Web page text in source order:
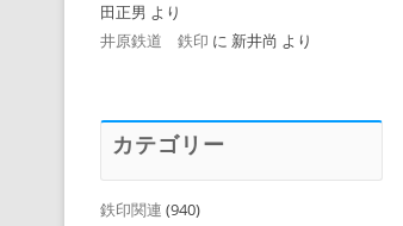
田正男 より
井原鉄道 鉄印 に 新井尚 より
カテゴリー
鉄印関連 (940)